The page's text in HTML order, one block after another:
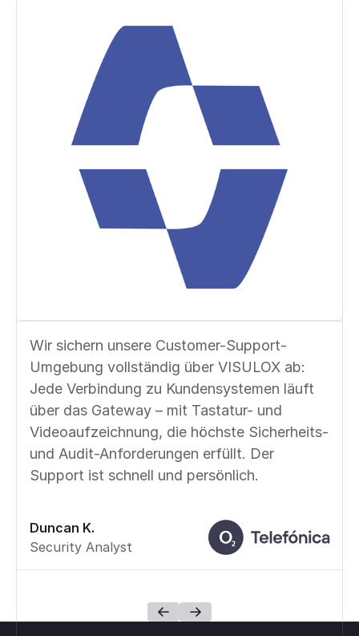
Wir sichern unsere Customer-Support-
Umgebung vollständig über VISULOX ab:
Jede Verbindung zu Kundensystemen läuft
über das Gateway – mit Tastatur- und
Videoaufzeichnung, die höchste Sicherheits-
und Audit-Anforderungen erfüllt. Der
Support ist schnell und persönlich.
Duncan K.
Security Analyst